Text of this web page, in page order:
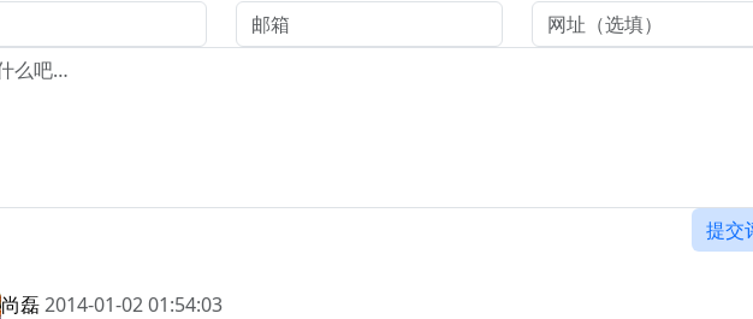
提交
尚磊2014-01-02 01:54:03